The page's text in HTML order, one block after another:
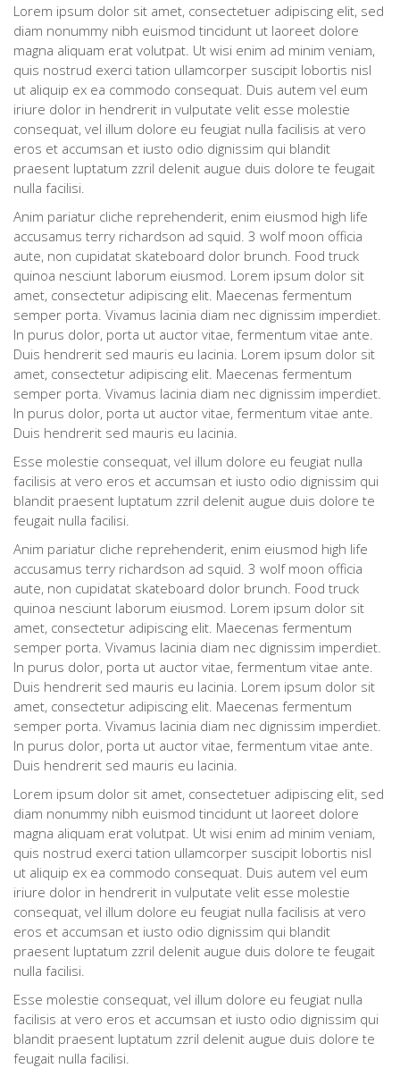
Lorem ipsum dolor sit amet, consectetuer adipiscing elit, sed
diam nonummy nibh euismod tincidunt ut laoreet dolore
magna aliquam erat volutpat. Ut wisi enim ad minim veniam,
quis nostrud exerci tation ullamcorper suscipit lobortis nisl
ut aliquip ex ea commodo consequat. Duis autem vel eum
iriure dolor in hendrerit in vulputate velit esse molestie
consequat, vel illum dolore eu feugiat nulla facilisis at vero
eros et accumsan et iusto odio dignissim qui blandit
praesent luptatum zzril delenit augue duis dolore te feugait
nulla facilisi.
Anim pariatur cliche reprehenderit, enim eiusmod high life
accusamus terry richardson ad squid. 3 wolf moon officia
aute, non cupidatat skateboard dolor brunch. Food truck
quinoa nesciunt laborum eiusmod. Lorem ipsum dolor sit
amet, consectetur adipiscing elit. Maecenas fermentum
semper porta. Vivamus lacinia diam nec dignissim imperdiet.
In purus dolor, porta ut auctor vitae, fermentum vitae ante.
Duis hendrerit sed mauris eu lacinia. Lorem ipsum dolor sit
amet, consectetur adipiscing elit. Maecenas fermentum
semper porta. Vivamus lacinia diam nec dignissim imperdiet.
In purus dolor, porta ut auctor vitae, fermentum vitae ante.
Duis hendrerit sed mauris eu lacinia.
Esse molestie consequat, vel illum dolore eu feugiat nulla
facilisis at vero eros et accumsan et iusto odio dignissim qui
blandit praesent luptatum zzril delenit augue duis dolore te
feugait nulla facilisi.
Anim pariatur cliche reprehenderit, enim eiusmod high life
accusamus terry richardson ad squid. 3 wolf moon officia
aute, non cupidatat skateboard dolor brunch. Food truck
quinoa nesciunt laborum eiusmod. Lorem ipsum dolor sit
amet, consectetur adipiscing elit. Maecenas fermentum
semper porta. Vivamus lacinia diam nec dignissim imperdiet.
In purus dolor, porta ut auctor vitae, fermentum vitae ante.
Duis hendrerit sed mauris eu lacinia. Lorem ipsum dolor sit
amet, consectetur adipiscing elit. Maecenas fermentum
semper porta. Vivamus lacinia diam nec dignissim imperdiet.
In purus dolor, porta ut auctor vitae, fermentum vitae ante.
Duis hendrerit sed mauris eu lacinia.
Lorem ipsum dolor sit amet, consectetuer adipiscing elit, sed
diam nonummy nibh euismod tincidunt ut laoreet dolore
magna aliquam erat volutpat. Ut wisi enim ad minim veniam,
quis nostrud exerci tation ullamcorper suscipit lobortis nisl
ut aliquip ex ea commodo consequat. Duis autem vel eum
iriure dolor in hendrerit in vulputate velit esse molestie
consequat, vel illum dolore eu feugiat nulla facilisis at vero
eros et accumsan et iusto odio dignissim qui blandit
praesent luptatum zzril delenit augue duis dolore te feugait
nulla facilisi.
Esse molestie consequat, vel illum dolore eu feugiat nulla
facilisis at vero eros et accumsan et iusto odio dignissim qui
blandit praesent luptatum zzril delenit augue duis dolore te
feugait nulla facilisi.